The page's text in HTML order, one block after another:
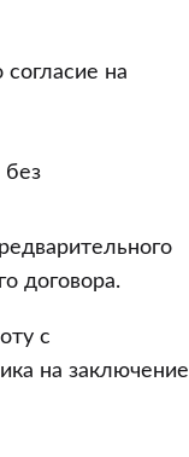
на
без
договора.
с
на заключение